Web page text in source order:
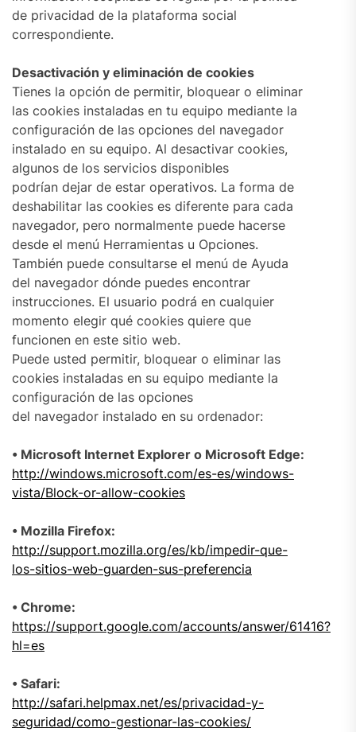
de privacidad de la plataforma social
correspondiente.
Desactivación y eliminación de cookies
Tienes la opción de permitir, bloquear o eliminar
las cookies instaladas en tu equipo mediante la
configuración de las opciones del navegador
instalado en su equipo. Al desactivar cookies,
algunos de los servicios disponibles
podrían dejar de estar operativos. La forma de
deshabilitar las cookies es diferente para cada
navegador, pero normalmente puede hacerse
desde el menú Herramientas u Opciones.
También puede consultarse el menú de Ayuda
del navegador dónde puedes encontrar
instrucciones. El usuario podrá en cualquier
momento elegir qué cookies quiere que
funcionen en este sitio web.
Puede usted permitir, bloquear o eliminar las
cookies instaladas en su equipo mediante la
configuración de las opciones
del navegador instalado en su ordenador:
• Microsoft Internet Explorer o Microsoft Edge:
http://windows.microsoft.com/es-es/windows-
vista/Block-or-allow-cookies
• Mozilla Firefox:
http://support.mozilla.org/es/kb/impedir-que-
los-sitios-web-guarden-sus-preferencia
• Chrome:
https://support.google.com/accounts/answer/61416?
hl=es
• Safari:
http://safari.helpmax.net/es/privacidad-y-
seguridad/como-gestionar-las-cookies/